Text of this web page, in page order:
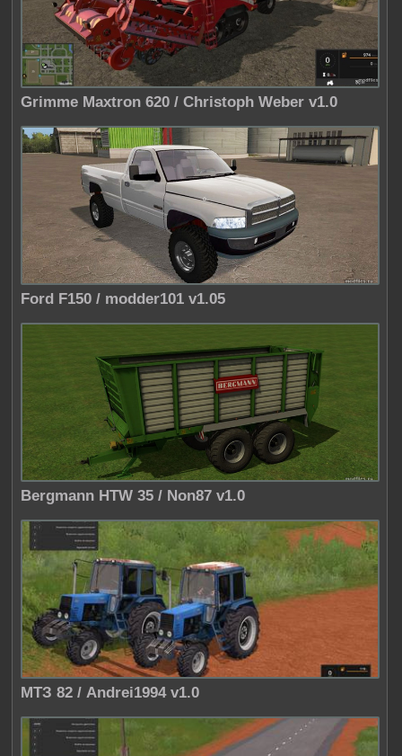
Grimme Maxtron 620 / Christoph Weber v1.0
Ford F150 / modder101 v1.05
Bergmann HTW 35 / Non87 v1.0
МТЗ 82 / Andrei1994 v1.0